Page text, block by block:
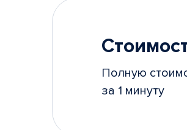
Полную
за 1 минуту